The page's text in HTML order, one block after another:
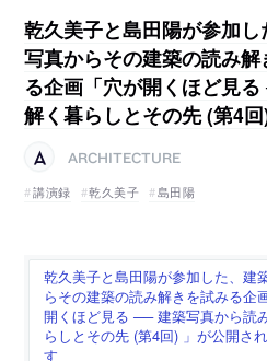
乾久美子と島田陽が参加し
写真からその建築の読み解
る企画「穴が開くほど見
解く暮らしとその先 (第4
ARCHITECTURE
講演録
乾久美子 島田陽
乾久美子と島田陽が参加した、建
らその建築の読み解きを試みる企
開くほど見る ── 建築写真から読
らしとその先 (第4回) 」が公開さ
す